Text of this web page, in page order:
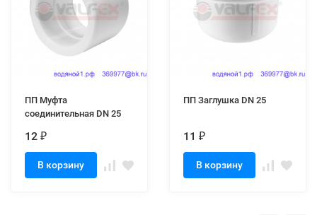
ПП Муфта
соединительная DN 25
12 ₽
В корзину
ПП Заглушка DN 25
11 ₽
В корзину